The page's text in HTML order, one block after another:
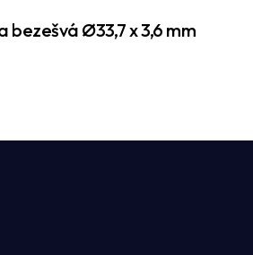
bezešvá Ø33,7 x 3,6 mm